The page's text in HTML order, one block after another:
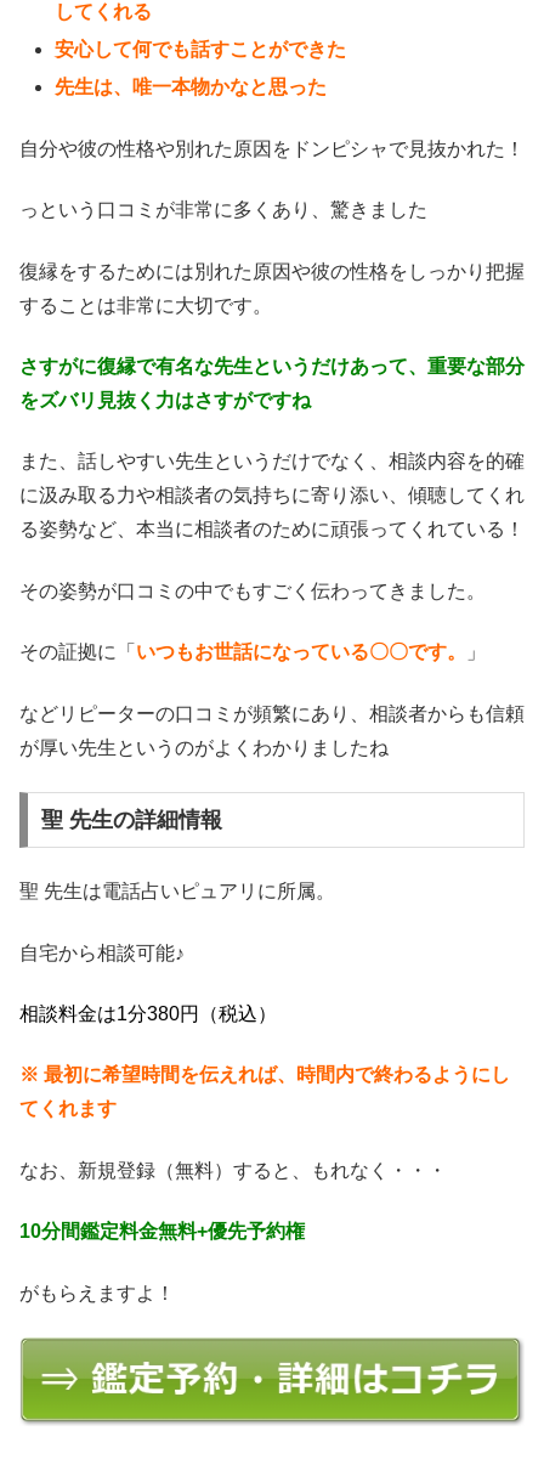
してくれる
安心して何でも話すことができた
先生は、唯一本物かなと思った
自分や彼の性格や別れた原因をドンピシャで見抜かれた！
っという口コミが非常に多くあり、驚きました
復縁をするためには別れた原因や彼の性格をしっかり把握
することは非常に大切です。
さすがに復縁で有名な先生というだけあって、重要な部分
をズバリ見抜く力はさすがですね
また、話しやすい先生というだけでなく、相談内容を的確
に汲み取る力や相談者の気持ちに寄り添い、傾聴してくれ
る姿勢など、本当に相談者のために頑張ってくれている！
その姿勢が口コミの中でもすごく伝わってきました。
その証拠に「 いつもお世話になっている〇〇です。 」
などリピーターの口コミが頻繁にあり、相談者からも信頼
が厚い先生というのがよくわかりましたね
聖 先生の詳細情報
聖 先生は電話占いピュアリに所属。
自宅から相談可能♪
相談料金は1分380円（税込）
※ 最初に希望時間を伝えれば、時間内で終わるようにし
てくれます
なお、新規登録（無料）すると、もれなく・・・
10分間鑑定料金無料+優先予約権
がもらえますよ！